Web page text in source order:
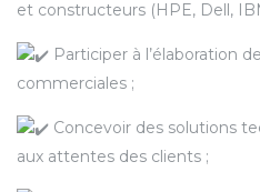
et constructeurs (HPE, Dell,
Participer à l’élaboration
commerciales ;
Concevoir des solutions
aux attentes des clients ;